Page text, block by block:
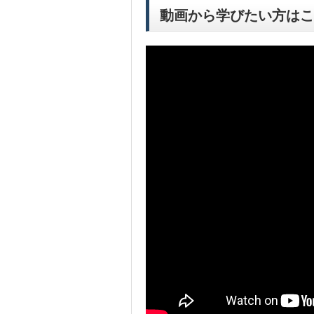
動画から学びたい方は